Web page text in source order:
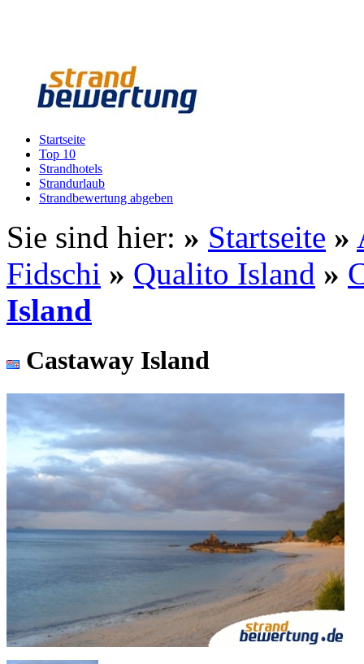
Startseite
Top 10
Strandhotels
Strandurlaub
Strandbewertung abgeben
Sie sind hier: » Startseite »
Fidschi » Qualito Island »
Island
Castaway Island